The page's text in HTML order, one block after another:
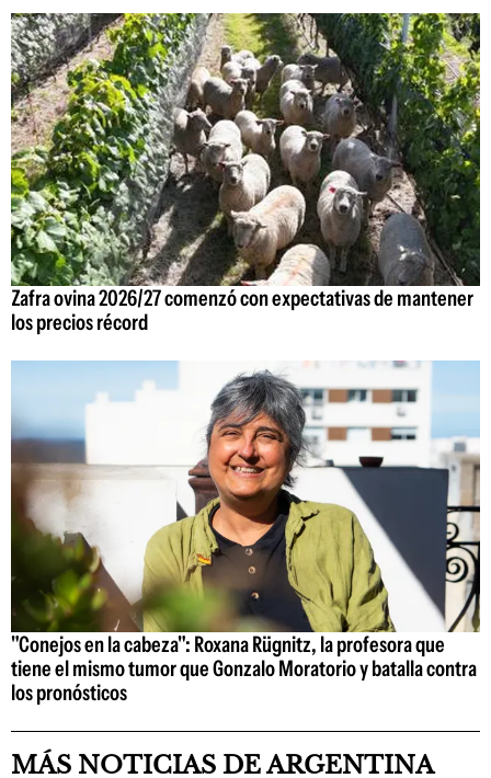
Zafra ovina 2026/27 comenzó con expectativas de mantener
los precios récord
"Conejos en la cabeza": Roxana Rügnitz, la profesora que
tiene el mismo tumor que Gonzalo Moratorio y batalla contra
los pronósticos
MÁS NOTICIAS DE ARGENTINA